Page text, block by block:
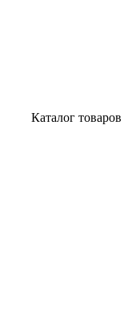
Каталог товаров